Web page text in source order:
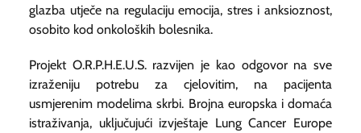
glazba utječe na regulaciju emocija, stres i anksioznost,
osobito kod onkoloških bolesnika.
Projekt O.R.P.H.E.U.S. razvijen je kao odgovor na sve
izraženiju potrebu za cjelovitim, na pacijenta
usmjerenim modelima skrbi. Brojna europska i domaća
istraživanja, uključujući izvještaje Lung Cancer Europe